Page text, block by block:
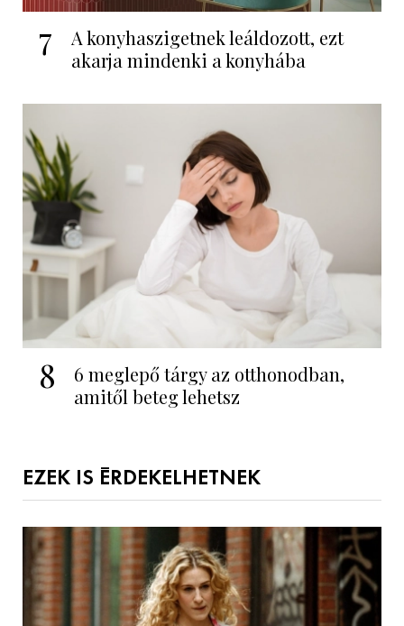
7
A konyhaszigetnek leáldozott, ezt
akarja mindenki a konyhába
8
6 meglepő tárgy az otthonodban,
amitől beteg lehetsz
EZEK IS ÉRDEKELHETNEK